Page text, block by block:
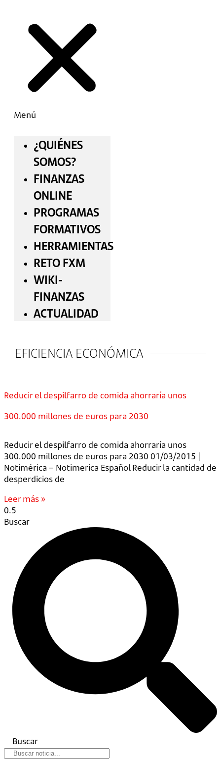
Menú
¿QUIÉNES
SOMOS?
FINANZAS
ONLINE
PROGRAMAS
FORMATIVOS
HERRAMIENTAS
RETO FXM
WIKI-
FINANZAS
ACTUALIDAD
EFICIENCIA ECONÓMICA
Reducir el despilfarro de comida ahorraría unos
300.000 millones de euros para 2030
Reducir el despilfarro de comida ahorraría unos
300.000 millones de euros para 2030 01/03/2015 |
Notimérica – Notimerica Español Reducir la cantidad de
desperdicios de
Leer más »
Buscar
Buscar